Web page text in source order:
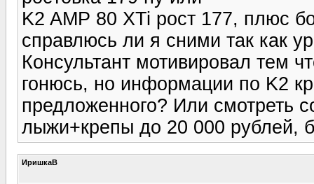
K2 AMP 80 XTi рост 177, плюс
справлюсь ли я сними так как
Консультант мотивировал тем
гонюсь, но информации по K2
предложенного? Или смотреть
лыжи+крепы до 20 000 рублей,
ИришкаВ